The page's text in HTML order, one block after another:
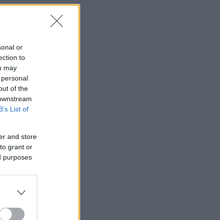
or
to
may
of the
List of
and store
grant or
purposes